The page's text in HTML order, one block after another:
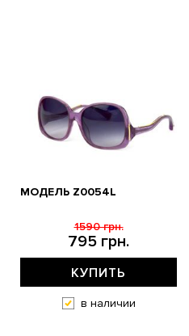
МОДЕЛЬ Z0054L
795 грн.
1590 грн.
КУПИТЬ
в наличии